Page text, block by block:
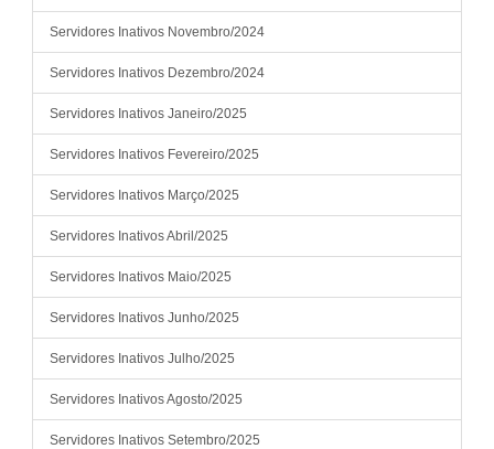
Servidores Inativos Novembro/2024
Servidores Inativos Dezembro/2024
Servidores Inativos Janeiro/2025
Servidores Inativos Fevereiro/2025
Servidores Inativos Março/2025
Servidores Inativos Abril/2025
Servidores Inativos Maio/2025
Servidores Inativos Junho/2025
Servidores Inativos Julho/2025
Servidores Inativos Agosto/2025
Servidores Inativos Setembro/2025